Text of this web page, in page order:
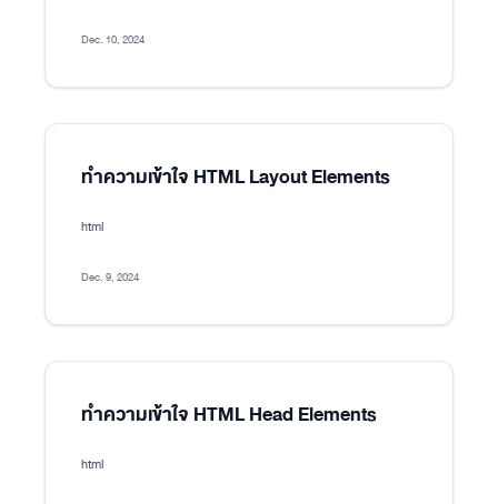
Dec. 10, 2024
ทำความเข้าใจ HTML Layout Elements
html
Dec. 9, 2024
ทำความเข้าใจ HTML Head Elements
html